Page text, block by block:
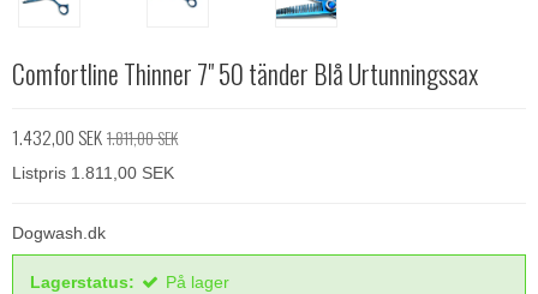
Comfortline Thinner 7" 50 tänder Blå Urtunningssax
1.432,00 SEK1.811,00 SEK
Listpris 1.811,00 SEK
Dogwash.dk
Lagerstatus: På lager